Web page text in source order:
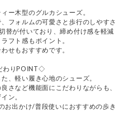
ー木型のグルカシューズ。
フォルムの可愛さと歩行のしやすさ
替が付いており、締め付け感を軽減
フト感もポイント。
せもおすすめです。
わりPOINT◇
、軽い履き心地のシューズ。
良さなど機能面にこだわりながらも
ン。
お出かけ/普段使いにおすすめの歩